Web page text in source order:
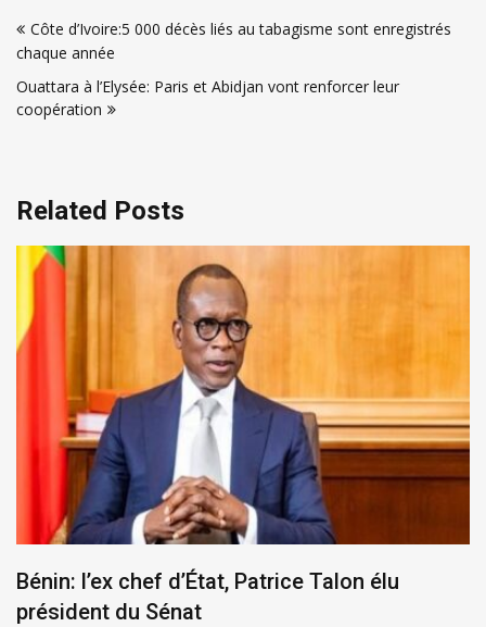
de
l’article
Côte d’Ivoire:5 000 décès liés au tabagisme sont enregistrés
chaque année
Ouattara à l’Elysée: Paris et Abidjan vont renforcer leur
coopération
Related Posts
Bénin: l’ex chef d’État, Patrice Talon élu
président du Sénat